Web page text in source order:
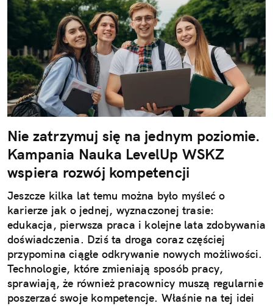
Nie zatrzymuj się na jednym poziomie.
Kampania Nauka LevelUp WSKZ
wspiera rozwój kompetencji
Jeszcze kilka lat temu można było myśleć o
karierze jak o jednej, wyznaczonej trasie:
edukacja, pierwsza praca i kolejne lata zdobywania
doświadczenia. Dziś ta droga coraz częściej
przypomina ciągłe odkrywanie nowych możliwości.
Technologie, które zmieniają sposób pracy,
sprawiają, że również pracownicy muszą regularnie
poszerzać swoje kompetencje. Właśnie na tej idei